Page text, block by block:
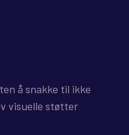
å snakke til ikke
visuelle støtter